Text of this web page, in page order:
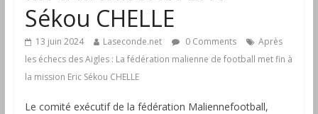
Sékou CHELLE
13 juin 2024 Laseconde.net 0 Comments
Après
les échecs des Aigles : La fédération malienne de football met fin à
la mission Eric Sékou CHELLE
Le comité exécutif de la fédération Maliennefootball,